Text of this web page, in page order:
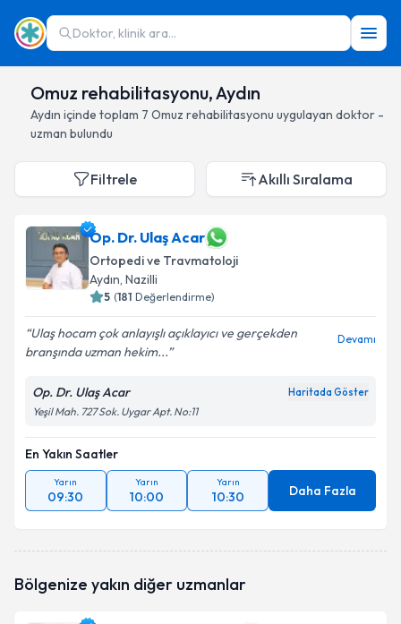
Doktor, klinik ara...
Omuz rehabilitasyonu, Aydın
Aydın içinde toplam 7 Omuz rehabilitasyonu uygulayan doktor -
uzman bulundu
Filtrele Akıllı Sıralama
Op. Dr. Ulaş Acar
Ortopedi ve Travmatoloji
Aydın, Nazilli
5 (181 Değerlendirme)
Ulaş hocam çok anlayışlı açıklayıcı ve gerçekden
branşında uzman hekim...
Devamı
Op. Dr. Ulaş Acar Haritada Göster
Yeşil Mah. 727 Sok. Uygar Apt. No:11
En Yakın Saatler
Yarın
09:30
Yarın
10:00
Yarın
10:30 Daha Fazla
Bölgenize yakın diğer uzmanlar